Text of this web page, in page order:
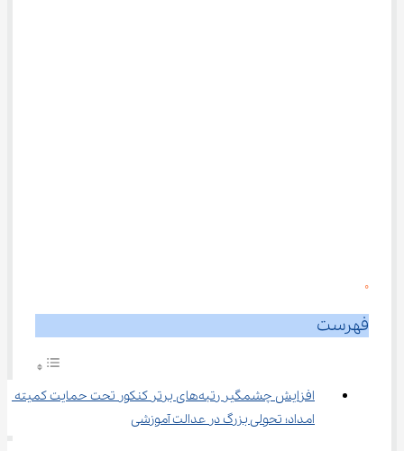
0
فهرست
افزایش چشمگیر رتبه‌های برتر کنکور تحت حمایت کمیته
امداد؛ تحولی بزرگ در عدالت آموزشی